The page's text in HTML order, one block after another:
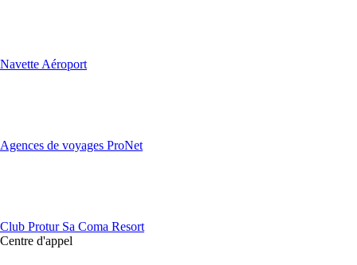
Navette Aéroport
Agences de voyages ProNet
Club Protur Sa Coma Resort
Centre d'appel